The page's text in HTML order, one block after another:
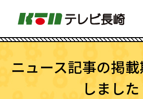
ニュース記事の掲
しました